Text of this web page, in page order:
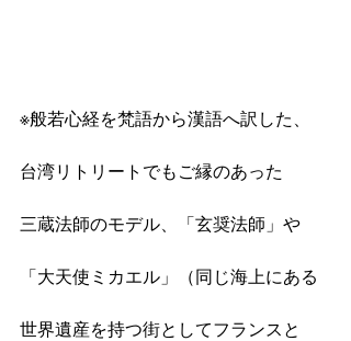
※般若心経を梵語から漢語へ訳した、
台湾リトリートでもご縁のあった
三蔵法師のモデル、「玄奨法師」や
「大天使ミカエル」（同じ海上にある
世界遺産を持つ街としてフランスと